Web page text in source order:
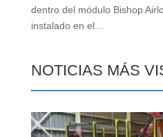
dentro del módulo Bishop
instalado en el...
NOTICIAS MÁS